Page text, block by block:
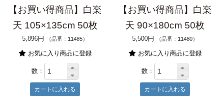
【お買い得商品】白楽
天 105×135cm 50枚
5,896円 （品番：11485）
お気に入り商品に登録
数：
【お買い得商品】白楽
天 90×180cm 50枚
5,500円 （品番：11480）
お気に入り商品に登録
数：